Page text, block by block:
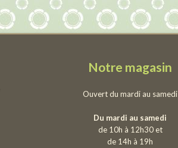
Notre magasin
Ouvert du mardi au samedi
Du mardi au samedi
de 10h à 12h30 et
de 14h à 19h